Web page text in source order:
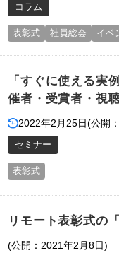
コラム
表彰式 社員総会 イベ
「すぐに使える実
催者・受賞者・視
2022年2月25日(公開
セミナー
表彰式
リモート表彰式の
(公開：2021年2月8日)